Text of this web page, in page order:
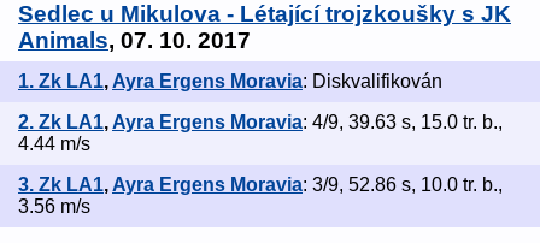
Sedlec u Mikulova - Létající trojzkoušky s JK
Animals, 07. 10. 2017
1. Zk LA1, Ayra Ergens Moravia: Diskvalifikován
2. Zk LA1,Ayra Ergens Moravia: 4/9, 39.63 s, 15.0 tr. b.,
4.44 m/s
3. Zk LA1, Ayra Ergens Moravia: 3/9, 52.86 s, 10.0 tr. b.,
3.56 m/s